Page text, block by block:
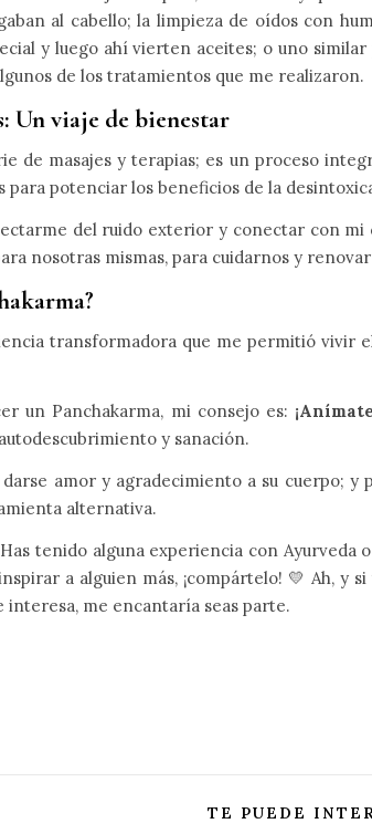
al cabello; la limpieza de oídos con
y luego ahí vierten aceites; o uno
de los tratamientos que me realizaron.
Un viaje de bienestar
de masajes y terapias; es un proceso
para potenciar los beneficios de la
del ruido exterior y conectar con
nosotras mismas, para cuidarnos y
transformadora que me permitió vivir
un Panchakarma, mi consejo es:
y sanación.
amor y agradecimiento a su cuerpo;
alternativa.
tenido alguna experiencia con
a alguien más, ¡compártelo! 💛 Ah, y
me encantaría seas parte.
TE PUEDE